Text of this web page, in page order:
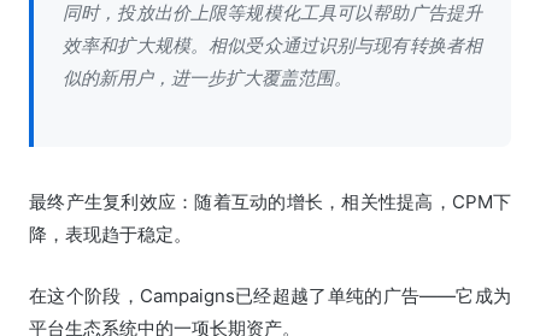
同时，投放出价上限等规模化工具可以帮助广告提升
效率和扩大规模。相似受众通过识别与现有转换者相
似的新用户，进一步扩大覆盖范围。
最终产生复利效应：随着互动的增长，相关性提高，CPM下
降，表现趋于稳定。
在这个阶段，Campaigns已经超越了单纯的广告——它成为
平台生态系统中的一项长期资产。